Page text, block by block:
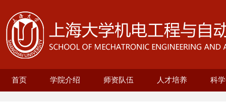
首页 学院介绍 师资队伍 人才培养 科